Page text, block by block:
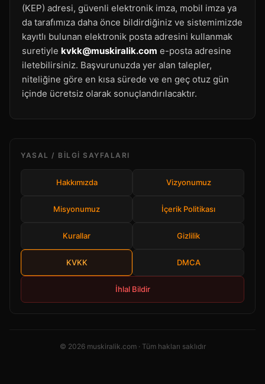
(KEP) adresi, güvenli elektronik imza, mobil imza ya
da tarafımıza daha önce bildirdiğiniz ve sistemimizde
kayıtlı bulunan elektronik posta adresini kullanmak
suretiyle kvkk@muskiralik.com e-posta adresine
iletebilirsiniz. Başvurunuzda yer alan talepler,
niteliğine göre en kısa sürede ve en geç otuz gün
içinde ücretsiz olarak sonuçlandırılacaktır.
YASAL / BILGI SAYFALARI
Hakkımızda Vizyonumuz
Misyonumuz İçerik Politikası
Kurallar Gizlilik
KVKK DMCA
İhlal Bildir
© 2026 muskiralik.com · Tüm hakları saklıdır